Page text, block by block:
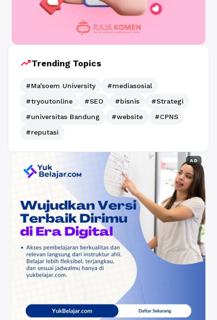
trending_upTrending Topics
#Ma'soem University
#mediasosial
#tryoutonline
#SEO #bisnis
#Strategi
#universitas Bandung
#website
#CPNS
#reputasi
AD